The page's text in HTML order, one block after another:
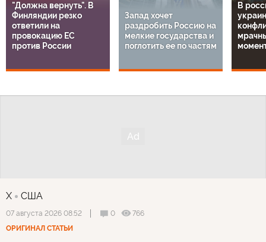
"Должна вернуть". В
Финляндии резко
ответили на
провокацию ЕС
против России
Запад хочет
раздробить Россию на
мелкие государства и
поглотить ее по частям
В
X США
07 августа 2026 08:52 0
766
ОРИГИНАЛ СТАТЬИ